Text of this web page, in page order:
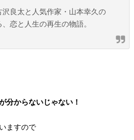
良太と人気作家・山本幸久の
、恋と人生の再生の物語。
分からないじゃない！
ますので